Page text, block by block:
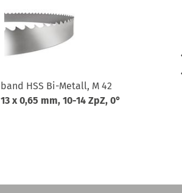
HSS Bi-Metall, M 42
x 0,65 mm, 10-14 ZpZ, 0°